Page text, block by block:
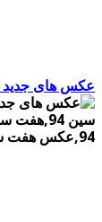
عکس های جدید